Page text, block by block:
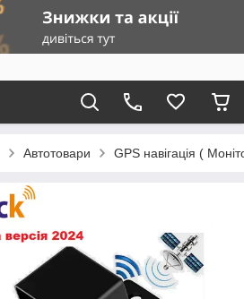
Автотовари GPS навігація (